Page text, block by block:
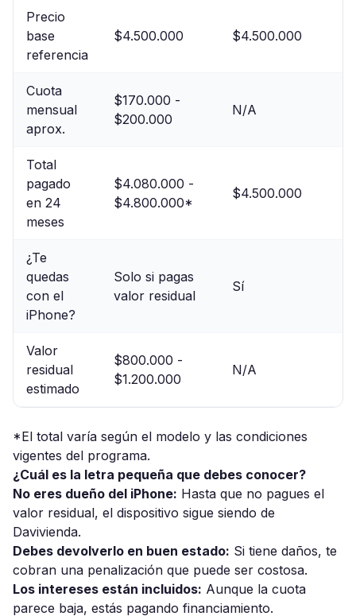
Precio
base
referencia
$4.500.000 $4.500.000
Cuota
mensual
aprox.
$170.000 -
$200.000
N/A
Total
pagado
en 24
meses
$4.080.000 -
$4.800.000*
$4.500.000
¿Te
quedas
con el
iPhone?
Solo si pagas
valor residual
Sí
Valor
residual
estimado
$800.000 -
$1.200.000
N/A
*El total varía según el modelo y las condiciones
vigentes del programa.
¿Cuál es la letra pequeña que debes conocer?
No eres dueño del iPhone: Hasta que no pagues el
valor residual, el dispositivo sigue siendo de
Davivienda.
Debes devolverlo en buen estado: Si tiene daños, te
cobran una penalización que puede ser costosa.
Los intereses están incluidos: Aunque la cuota
parece baja, estás pagando financiamiento.